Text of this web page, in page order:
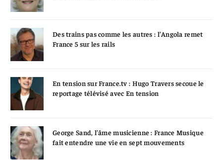
Des trains pas comme les autres : l’Angola remet
France 5 sur les rails
En tension sur France.tv : Hugo Travers secoue le
reportage télévisé avec En tension
George Sand, l’âme musicienne : France Musique
fait entendre une vie en sept mouvements